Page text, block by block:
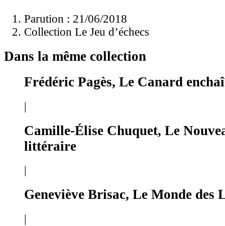
Parution : 21/06/2018
Collection Le Jeu d’échecs
Dans la même collection
Frédéric Pagès, Le Canard
|
Camille-Élise Chuquet, Le
littéraire
Geneviève Brisac, Le Monde des
|